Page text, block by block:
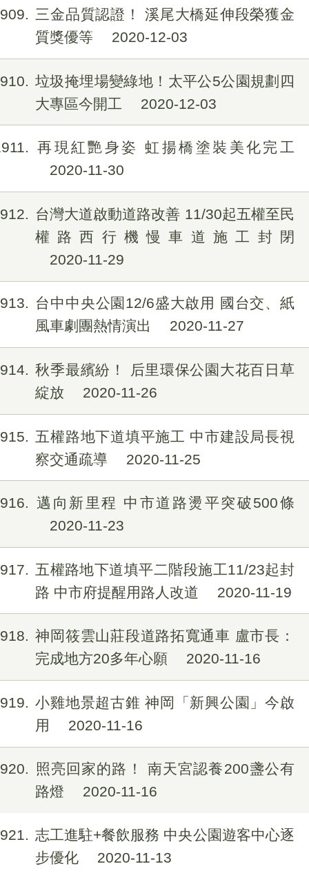
三金品質認證！ 溪尾大橋延伸段榮獲金
質獎優等
2020-12-03
垃圾掩埋場變綠地！太平公5公園規劃四
大專區今開工
2020-12-03
再現紅艷身姿 虹揚橋塗裝美化完工
2020-11-30
台灣大道啟動道路改善 11/30起五權至民
權路西行機慢車道施工封閉
2020-11-29
台中中央公園12/6盛大啟用 國台交、紙
風車劇團熱情演出
2020-11-27
秋季最繽紛！ 后里環保公園大花百日草
綻放
2020-11-26
五權路地下道填平施工 中市建設局長視
察交通疏導
2020-11-25
邁向新里程 中市道路燙平突破500條
2020-11-23
五權路地下道填平二階段施工11/23起封
路 中市府提醒用路人改道
2020-11-19
神岡筱雲山莊段道路拓寬通車 盧市長：
完成地方20多年心願
2020-11-16
小雞地景超古錐 神岡「新興公園」今啟
用
2020-11-16
照亮回家的路！ 南天宮認養200盞公有
路燈
2020-11-16
志工進駐+餐飲服務 中央公園遊客中心逐
步優化
2020-11-13